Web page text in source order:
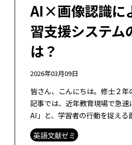
AI×画像認識に
習支援システム
は？
2026年03月09日
皆さん、こんにちは。修士２年
記事では、近年教育現場で急
AI」と、学習者の行動を捉える
合わせた、探究学習支援システ
介します。 探究学習（Inqui […]
英語文献ゼミ